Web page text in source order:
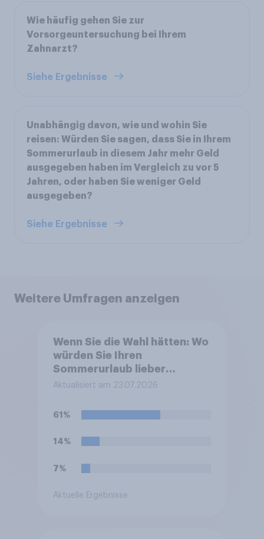
Wie häufig gehen Sie zur
Vorsorgeuntersuchung bei Ihrem
Zahnarzt?
Siehe Ergebnisse
Unabhängig davon, wie und wohin Sie
reisen: Würden Sie sagen, dass Sie in Ihrem
Sommerurlaub in diesem Jahr mehr Geld
ausgegeben haben im Vergleich zu vor 5
Jahren, oder haben Sie weniger Geld
ausgegeben?
Siehe Ergebnisse
Weitere Umfragen anzeigen
Wenn Sie die Wahl hätten: Wo
würden Sie Ihren
Sommerurlaub lieber
verbringen
Aktualisiert am 23.07.2026
61%
14%
7%
Aktuelle Ergebnisse